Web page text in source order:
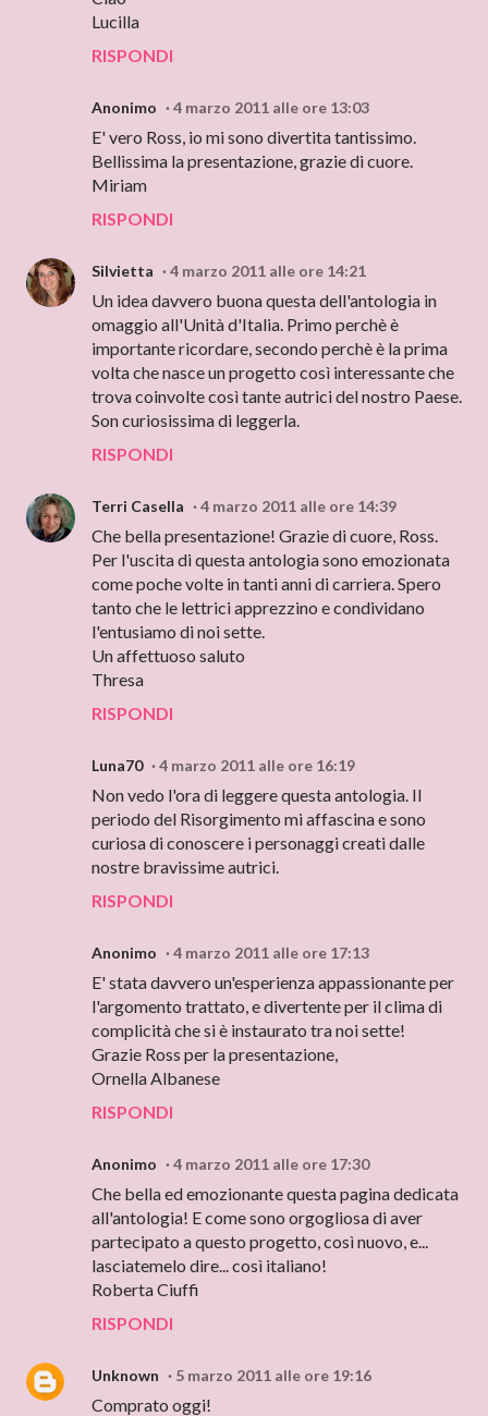
Lucilla
RISPONDI
Anonimo 4 marzo 2011 alle ore 13:03
E' vero Ross, io mi sono divertita tantissimo.
Bellissima la presentazione, grazie di cuore.
Miriam
RISPONDI
Silvietta 4 marzo 2011 alle ore 14:21
Un idea davvero buona questa dell'antologia in
omaggio all'Unità d'Italia. Primo perchè è
importante ricordare, secondo perchè è la prima
volta che nasce un progetto così interessante che
trova coinvolte così tante autrici del nostro Paese.
Son curiosissima di leggerla.
RISPONDI
Terri Casella 4 marzo 2011 alle ore 14:39
Che bella presentazione! Grazie di cuore, Ross.
Per l'uscita di questa antologia sono emozionata
come poche volte in tanti anni di carriera. Spero
tanto che le lettrici apprezzino e condividano
l'entusiamo di noi sette.
Un affettuoso saluto
Thresa
RISPONDI
Luna70 4 marzo 2011 alle ore 16:19
Non vedo l'ora di leggere questa antologia. Il
periodo del Risorgimento mi affascina e sono
curiosa di conoscere i personaggi creati dalle
nostre bravissime autrici.
RISPONDI
Anonimo 4 marzo 2011 alle ore 17:13
E' stata davvero un'esperienza appassionante per
l'argomento trattato, e divertente per il clima di
complicità che si è instaurato tra noi sette!
Grazie Ross per la presentazione,
Ornella Albanese
RISPONDI
Anonimo 4 marzo 2011 alle ore 17:30
Che bella ed emozionante questa pagina dedicata
all'antologia! E come sono orgogliosa di aver
partecipato a questo progetto, così nuovo, e...
lasciatemelo dire... così italiano!
Roberta Ciuffi
RISPONDI
Unknown 5 marzo 2011 alle ore 19:16
Comprato oggi!